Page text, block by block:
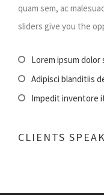
quam sem, ac
sliders give you the
Lorem ipsum
Adipisci blanditiis
Impedit inventore
CLIENTS